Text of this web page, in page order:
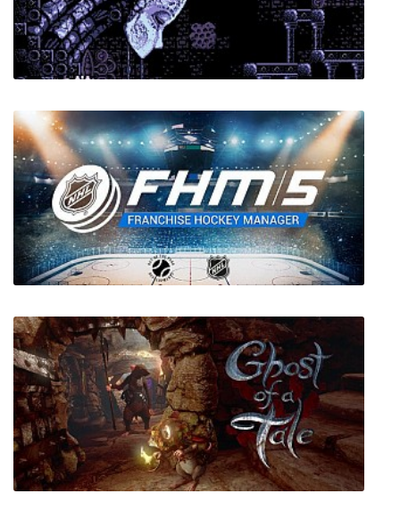
Gedonia
Axiom Verge Randomizer Beta
Franchise Hockey Manager 5